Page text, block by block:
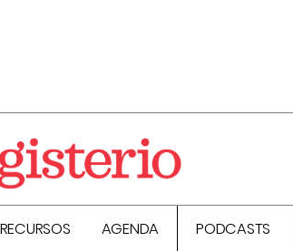
RECURSOS AGENDA PODCASTS